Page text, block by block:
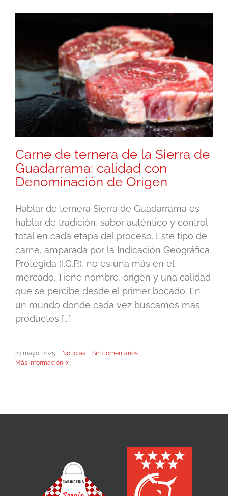
Carne de ternera de la Sierra de
Guadarrama: calidad con
Denominación de Origen
Hablar de ternera Sierra de Guadarrama es
hablar de tradición, sabor auténtico y control
total en cada etapa del proceso. Este tipo de
carne, amparada por la Indicación Geográfica
Protegida (I.G.P.), no es una más en el
mercado. Tiene nombre, origen y una calidad
que se percibe desde el primer bocado. En
un mundo donde cada vez buscamos más
productos [...]
23 mayo, 2025 Noticias
Sin comentarios
Más información